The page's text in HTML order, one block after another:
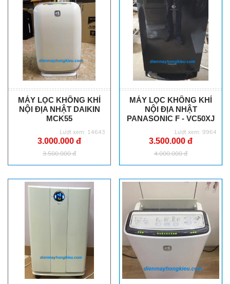
MÁY LỌC KHÔNG KHÍ
NỘI ĐỊA NHẬT DAIKIN
MCK55
Lượt xem: 14643
3.000.000 đ
3.500.000 đ
MÁY LỌC KHÔNG KHÍ
NỘI ĐỊA NHẬT
PANASONIC F - VC50XJ
Lượt xem: 9964
3.500.000 đ
4.000.000 đ